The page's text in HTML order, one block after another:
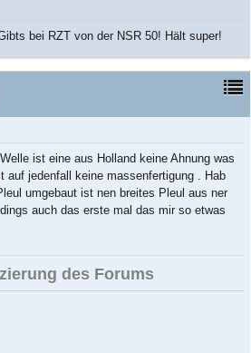
bei RZT von der NSR 50! Hält super!
ist eine aus Holland keine Ahnung was
auf jedenfall keine massenfertigung . Hab
umgebaut ist nen breites Pleul aus ner
auch das erste mal das mir so etwas
des Forums